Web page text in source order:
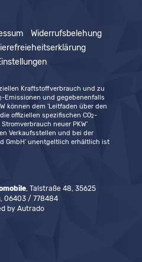
Widerrufsbelehung
Kraftstoffverbrauch und zu
-Emissionen und gegebenenfalls
können dem 'Leitfaden über den
offiziellen spezifischen CO2-
neuer PKW'
Verkaufsstellen und bei der
GmbH' unentgeltlich erhältlich ist
, Talstraße 48, 35625
06403 / 778484
by Autrado